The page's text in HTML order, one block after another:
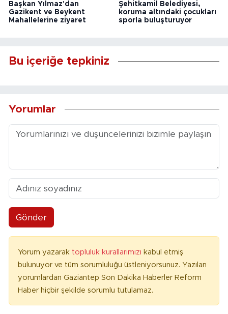
Başkan Yılmaz'dan
Gazikent ve Beykent
Mahallelerine ziyaret
Şehitkamil Belediyesi,
koruma altındaki çocukları
sporla buluşturuyor
Bu içeriğe tepkiniz
Yorumlar
Gönder
Yorum yazarak topluluk kurallarımızı kabul etmiş
bulunuyor ve tüm sorumluluğu üstleniyorsunuz. Yazılan
yorumlardan Gaziantep Son Dakika Haberler Reform
Haber hiçbir şekilde sorumlu tutulamaz.